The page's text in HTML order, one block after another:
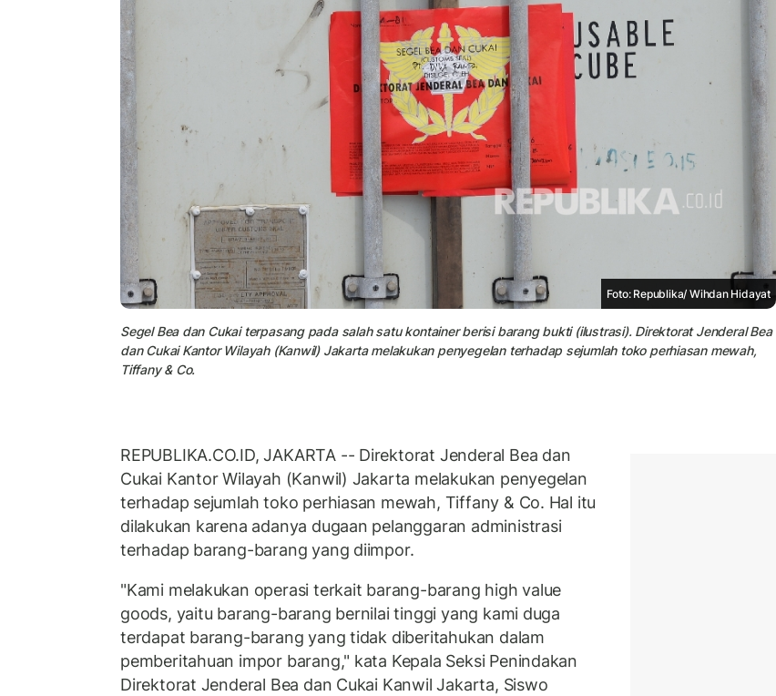
Foto: Republika/ Wihdan Hidayat
Segel Bea dan Cukai terpasang pada salah satu kontainer berisi barang bukti (ilustrasi). Direktorat Jenderal Bea
dan Cukai Kantor Wilayah (Kanwil) Jakarta melakukan penyegelan terhadap sejumlah toko perhiasan mewah,
Tiffany & Co.
REPUBLIKA.CO.ID, JAKARTA -- Direktorat Jenderal Bea dan
Cukai Kantor Wilayah (Kanwil) Jakarta melakukan penyegelan
terhadap sejumlah toko perhiasan mewah, Tiffany & Co. Hal itu
dilakukan karena adanya dugaan pelanggaran administrasi
terhadap barang-barang yang diimpor.
"Kami melakukan operasi terkait barang-barang high value
goods, yaitu barang-barang bernilai tinggi yang kami duga
terdapat barang-barang yang tidak diberitahukan dalam
pemberitahuan impor barang," kata Kepala Seksi Penindakan
Direktorat Jenderal Bea dan Cukai Kanwil Jakarta, Siswo